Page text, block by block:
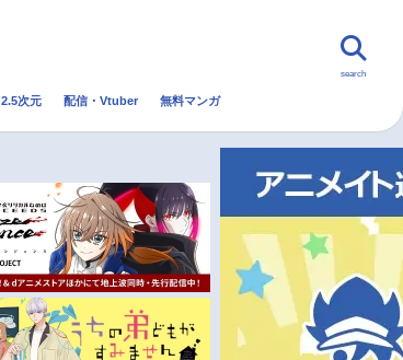
トレンド 無料マンガ
秋アニメ
冬アニメ
search
2.5次元 配信・Vtuber 無料マンガ